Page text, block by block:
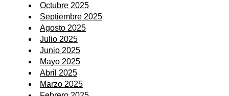
Octubre 2025
Septiembre 2025
Agosto 2025
Julio 2025
Junio 2025
Mayo 2025
Abril 2025
Marzo 2025